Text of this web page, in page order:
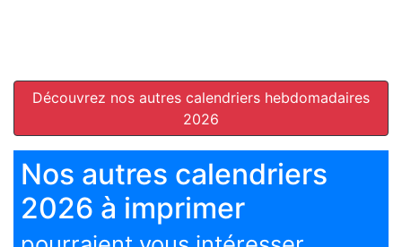
Découvrez nos autres calendriers hebdomadaires
2026
Nos autres calendriers
2026 à imprimer